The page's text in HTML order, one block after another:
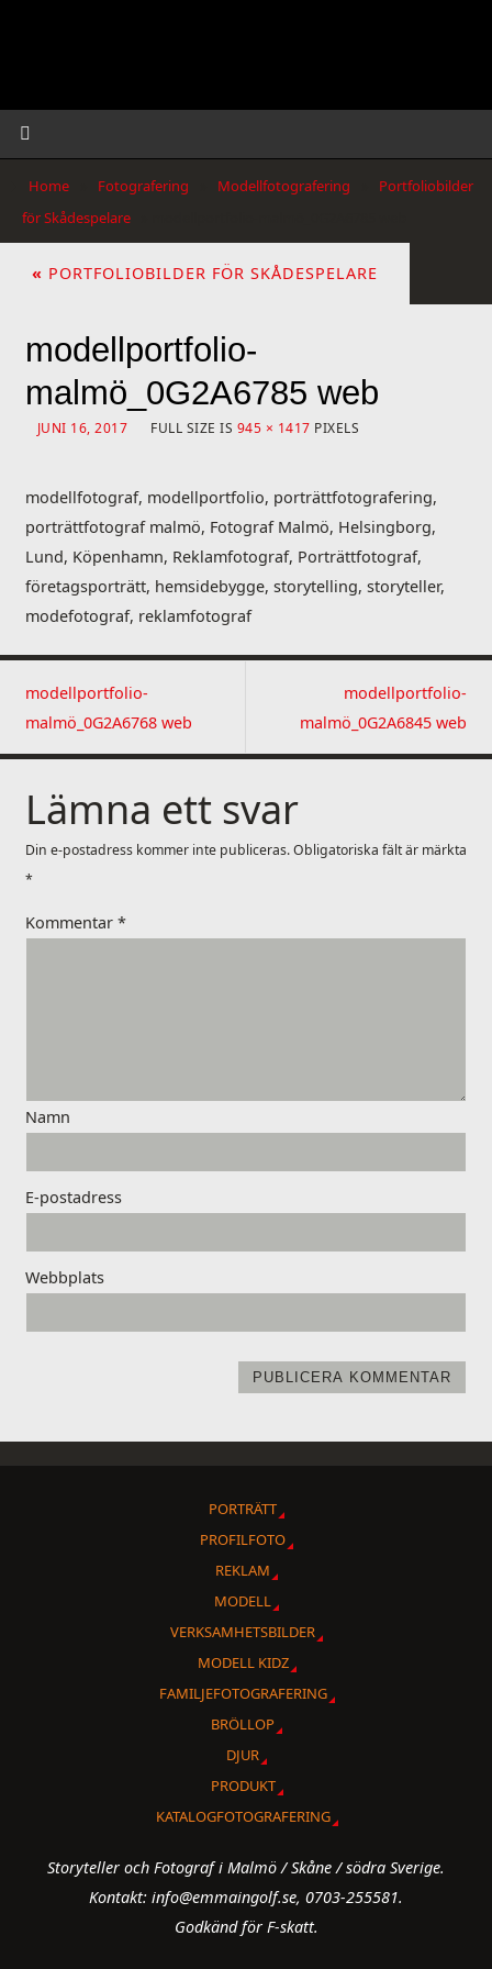
Home Fotografering Modellfotografering
Portfoliobilder
för Skådespelare
« PORTFOLIOBILDER FÖR SKÅDESPELARE
modellportfolio-
malmö_0G2A6785 web
JUNI 16, 2017 FULL SIZE IS 945 × 1417 PIXELS
modellfotograf, modellportfolio, porträttfotografering,
porträttfotograf malmö, Fotograf Malmö, Helsingborg,
Lund, Köpenhamn, Reklamfotograf, Porträttfotograf,
företagsporträtt, hemsidebygge, storytelling, storyteller,
modefotograf, reklamfotograf
modellportfolio-
malmö_0G2A6768 web
modellportfolio-
malmö_0G2A6845 web
Lämna ett svar
Din e-postadress kommer inte publiceras. Obligatoriska fält är märkta
*
Kommentar *
Namn
E-postadress
Webbplats
PORTRÄTT
PROFILFOTO
REKLAM
MODELL
VERKSAMHETSBILDER
MODELL KIDZ
FAMILJEFOTOGRAFERING
BRÖLLOP
DJUR
PRODUKT
KATALOGFOTOGRAFERING
Storyteller och Fotograf i Malmö / Skåne / södra Sverige.
Kontakt: info@emmaingolf.se, 0703-255581.
Godkänd för F-skatt.